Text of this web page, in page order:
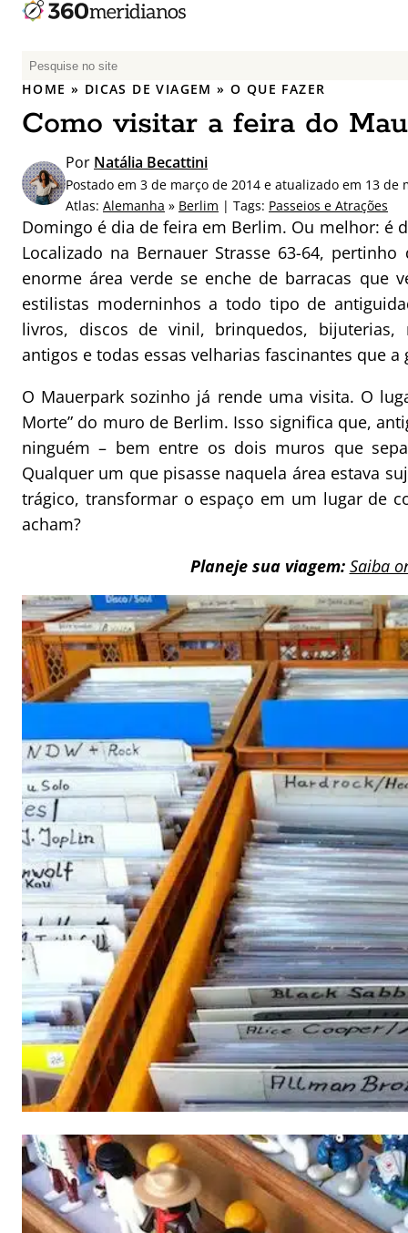
P
e
q
i
s
r
p
o
r
:
HOME » DICAS DE VIAGEM »O QUE FAZER
Como visitar a feira do
Por Natália Becattini
Postado em 3 de março de 2014 e atualizado em 13 de
Atlas: Alemanha » Berlim | Tags: Passeios e Atrações
Domingo é dia de feira em Berlim. Ou melhor: é
Localizado na Bernauer Strasse 63-64,
enorme área verde se enche de barracas que
estilistas moderninhos a todo tipo de
livros, discos de vinil, brinquedos,
antigos e todas essas velharias fascinantes que
O Mauerpark sozinho já rende uma visita. O
Morte” do muro de Berlim. Isso significa que,
ninguém – bem entre os dois muros que
Qualquer um que pisasse naquela área estava
trágico, transformar o espaço em um lugar de
acham?
Planeje sua viagem: Saiba